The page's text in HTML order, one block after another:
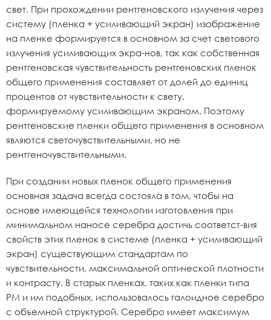
свет. При прохождении рентгеновского излучения через
систему (пленка + усиливающий экран) изображение
на пленке формируется в основном за счет светового
излучения усиливающих экра-нов, так как собственная
рентгеновская чувствительность рентгеновских пленок
общего применения составляет от долей до единиц
процентов от чувствительности к свету,
формируемому усиливающим экраном. Поэтому
рентгеновские пленки общего применения в основном
являются светочувствительными, но не
рентгеночувствительными.
При создании новых пленок общего применения
основная задача всегда состояла в том, чтобы на
основе имеющейся технологии изготовления при
минимальном наносе серебра достичь соответст-вия
свойств этих пленок в системе (пленка + усиливающий
экран) существующим стандартам по
чувствительности, максимальной оптической плотности
и контрасту. В старых пленках, таких как пленки типа
РМ и им подобных, использовалось галоидное серебро
с объемной структурой. Серебро имеет максимум